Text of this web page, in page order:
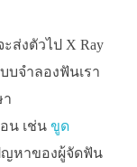
ส่งตัวไป X Ray
จำลองฟันเรา
น เช่น ขูด
หาของผู้จัดฟัน